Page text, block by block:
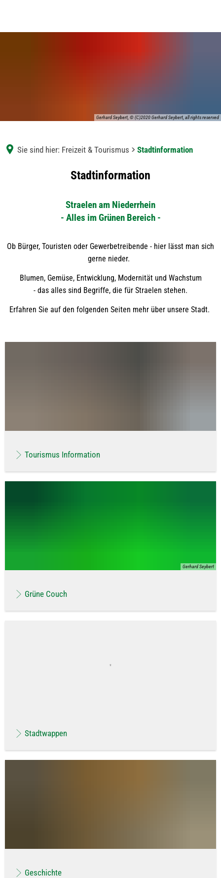
Gerhard Seybert, © (C)2020 Gerhard Seybert, all rights reserved
Sie sind hier: Freizeit & Tourismus Stadtinformation
StadtinformationStadtinformation
Straelen am Niederrhein
- Alles im Grünen Bereich -
Ob Bürger, Touristen oder Gewerbetreibende - hier lässt man sich
gerne nieder.
Blumen, Gemüse, Entwicklung, Modernität und Wachstum
- das alles sind Begriffe, die für Straelen stehen.
Erfahren Sie auf den folgenden Seiten mehr über unsere Stadt.
Tourismus Information
Gerhard Seybert
Grüne Couch
Stadtwappen
Geschichte